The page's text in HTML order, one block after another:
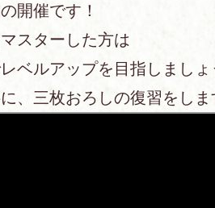
い館とは
文化について
教室
開催です！
スターした方は
ベルアップを目指しましょ
、三枚おろしの復習をしま